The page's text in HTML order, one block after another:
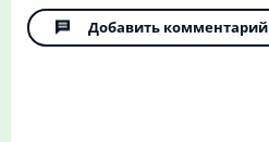
Добавить комментарий